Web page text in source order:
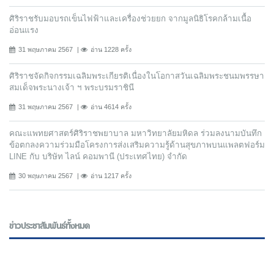
ศิริราชรับมอบรถเข็นไฟฟ้าและเครื่องช่วยยก จากมูลนิธิโรคกล้ามเนื้อ
อ่อนแรง
31 พฤษภาคม 2567 อ่าน 1228 ครั้ง
ศิริราชจัดกิจกรรมเฉลิมพระเกียรติเนื่องในโอกาสวันเฉลิมพระชนมพรรษา
สมเด็จพระนางเจ้า ฯ พระบรมราชินี
31 พฤษภาคม 2567 อ่าน 4614 ครั้ง
คณะแพทยศาสตร์ศิริราชพยาบาล มหาวิทยาลัยมหิดล ร่วมลงนามบันทึก
ข้อตกลงความร่วมมือโครงการส่งเสริมความรู้ด้านสุขภาพบนแพลตฟอร์ม
LINE กับ บริษัท ไลน์ คอมพานี (ประเทศไทย) จํากัด
30 พฤษภาคม 2567 อ่าน 1217 ครั้ง
ข่าวประชาสัมพันธ์ทั้งหมด